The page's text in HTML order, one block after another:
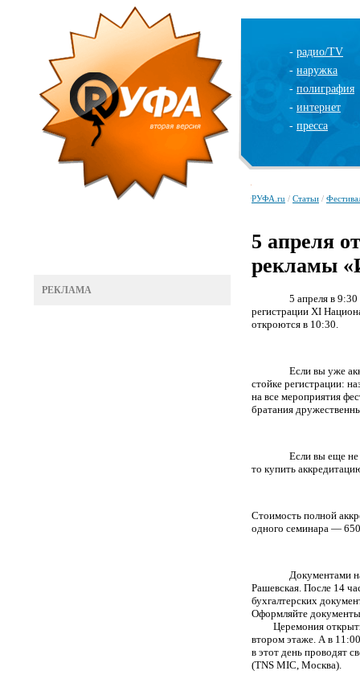
- радио/TV
- наружка
- полиграфия
- интернет
- пресса
РЕКЛАМА
РУФА.ru / Статьи /
5 апреля
рекламы
5 апреля в
регистрации XI
откроются в 10:30.
Если вы уже
стойке регистрации:
на все мероприятия
братания
Если вы еще не
то купить
Стоимость полной
одного семинара —
Документами
Рашевская. После 14
бухгалтерских
Оформляйте
Церемония
втором этаже. А в
в этот день проводят
(TNS MIC, Москва).